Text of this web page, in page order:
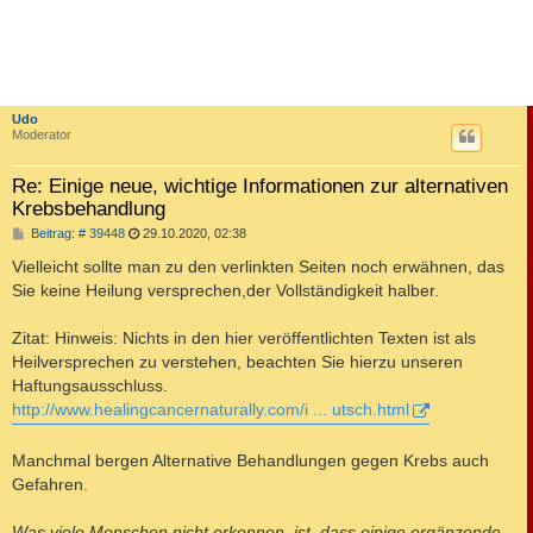
Udo
Moderator
Re: Einige neue, wichtige Informationen zur alternativen
Krebsbehandlung
Beitrag: # 39448B
r
29.10.2020, 02:38
Vielleicht sollte man zu den verlinkten Seiten noch erwähnen, das
Sie keine Heilung versprechen,der Vollständigkeit halber.
Zitat: Hinweis: Nichts in den hier veröffentlichten Texten ist als
Heilversprechen zu verstehen, beachten Sie hierzu unseren
Haftungsausschluss.
http://www.healingcancernaturally.com/i ... utsch.html
Manchmal bergen Alternative Behandlungen gegen Krebs auch
Gefahren.